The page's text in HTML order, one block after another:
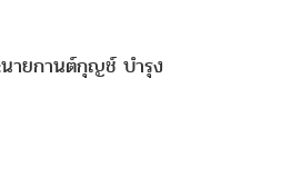
นายกานต์กุญช์ บำรุง